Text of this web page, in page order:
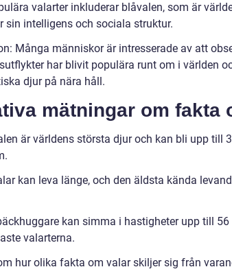
valarter inkluderar blåvalen, som är
sin intelligens och sociala struktur.
Många människor är intresserade av att
har blivit populära runt om i världen
djur på nära håll.
mätningar om fakta
är världens största djur och kan bli upp till
kan leva länge, och den äldsta kända
kan simma i hastigheter upp till 56
valarterna.
hur olika fakta om valar skiljer sig från